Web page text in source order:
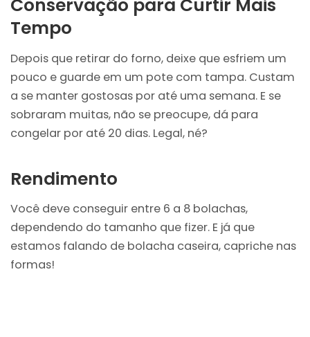
Conservação para Curtir Mais
Tempo
Depois que retirar do forno, deixe que esfriem um
pouco e guarde em um pote com tampa. Custam
a se manter gostosas por até uma semana. E se
sobraram muitas, não se preocupe, dá para
congelar por até 20 dias. Legal, né?
Rendimento
Você deve conseguir entre 6 a 8 bolachas,
dependendo do tamanho que fizer. E já que
estamos falando de bolacha caseira, capriche nas
formas!